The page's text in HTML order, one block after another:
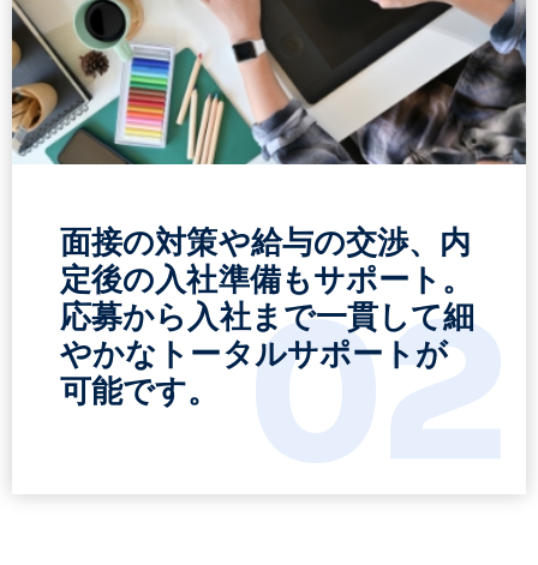
02
面接の対策や給与の交渉、内
定後の入社準備もサポート。
応募から入社まで一貫して細
やかなトータルサポートが
可能です。